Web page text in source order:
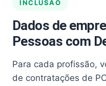
INCLUSÃO
Dados de
Pessoas com
Para cada profissão,
de contratações de